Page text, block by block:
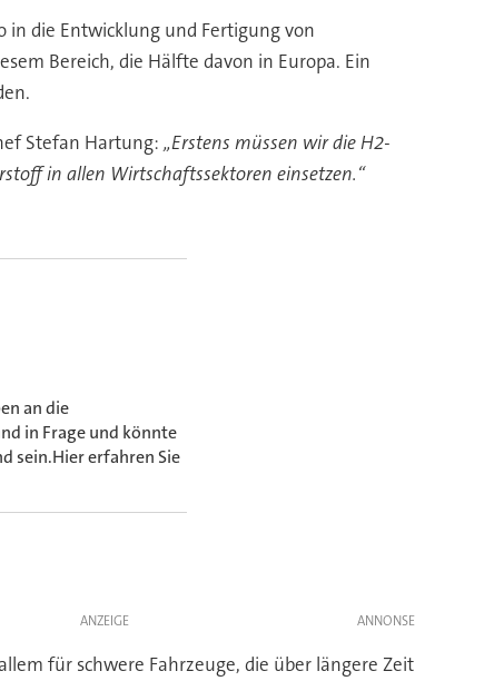
in die Entwicklung und Fertigung von
Bereich, die Hälfte davon in Europa. Ein
Stefan Hartung: „Erstens müssen wir die H2-
in allen Wirtschaftssektoren einsetzen.“
an die
in Frage und könnte
sein.Hier erfahren Sie
ANZEIGE
für schwere Fahrzeuge, die über längere Zeit